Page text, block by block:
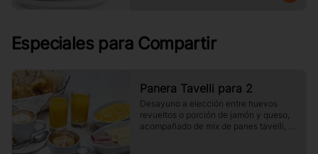
Especiales para Compartir
Panera Tavelli para 2
Desayuno a elección entre huevos
revueltos o porción de jamón y queso,
acompañado de mix de panes tavelli,